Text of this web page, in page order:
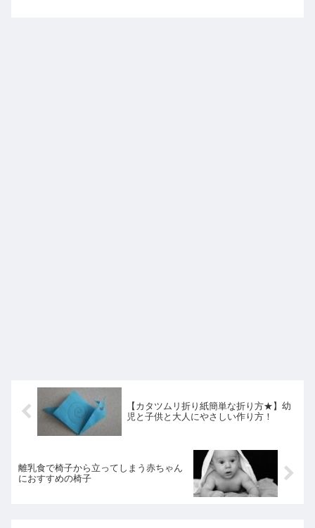
【カタツムリ折り紙簡単な折り方★】幼
児と子供と大人にやさしい作り方！
離乳食で椅子から立ってしまう赤ちゃん
におすすめの椅子